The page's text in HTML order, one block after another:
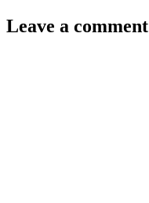
Leave a comment